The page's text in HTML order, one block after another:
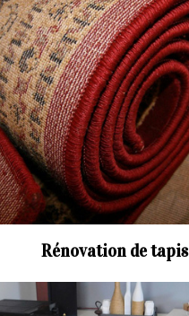
Rénovation de tapis